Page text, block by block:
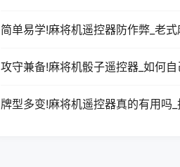
简单易学!麻将机遥控器防作弊_老
攻守兼备!麻将机骰子遥控器_如何
牌型多变!麻将机遥控器真的有用吗